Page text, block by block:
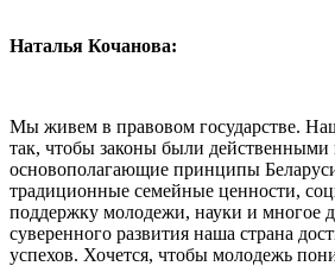
Наталья Кочанова:
Мы живем в правовом государстве.
так, чтобы законы были действенными
основополагающие принципы
традиционные семейные ценности,
поддержку молодежи, науки и многое
суверенного развития наша страна
успехов. Хочется, чтобы молодежь